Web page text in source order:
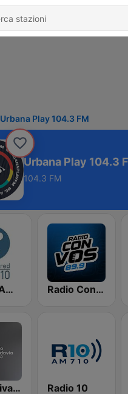
Urbana Play 104.3 FM
Urbana Play 104.3
104.3 FM
La Red AM 910 Radio Con Vos 89.9
Radio Rivadavia 630 AM Radio 10